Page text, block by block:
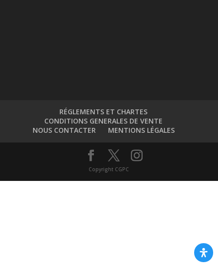
RÉGLEMENTS ET CHARTES
CONDITIONS GENERALES DE VENTE
NOUS CONTACTER
MENTIONS LÉGALES
Copyright CGPC